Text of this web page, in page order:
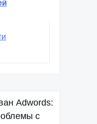
Adwords:
с